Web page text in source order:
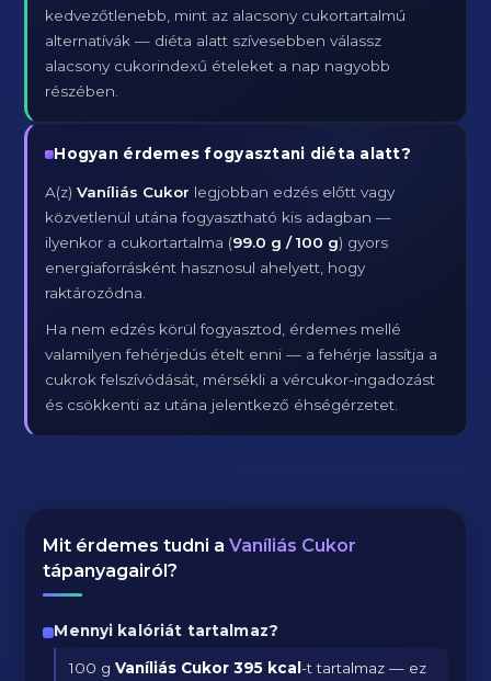
kedvezőtlenebb, mint az alacsony cukortartalmú
alternatívák — diéta alatt szívesebben válassz
alacsony cukorindexű ételeket a nap nagyobb
részében.
Hogyan érdemes fogyasztani diéta alatt?
A(z)Vaníliás Cukor legjobban edzés előtt vagy
közvetlenül utána fogyasztható kis adagban —
ilyenkor a cukortartalma (99.0 g / 100 g) gyors
energiaforrásként hasznosul ahelyett, hogy
raktározódna.
Ha nem edzés körül fogyasztod, érdemes mellé
valamilyen fehérjedús ételt enni — a fehérje lassítja a
cukrok felszívódását, mérsékli a vércukor-ingadozást
és csökkenti az utána jelentkező éhségérzetet.
Mit érdemes tudni aVaníliás Cukor
tápanyagairól?
Mennyi kalóriát tartalmaz?
100 gVaníliás Cukor 395 kcal-t tartalmaz — ez